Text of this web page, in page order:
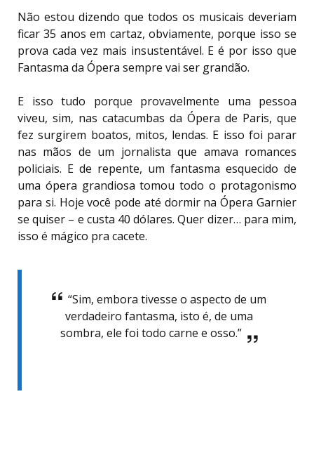
Não estou dizendo que todos os musicais deveriam
ficar 35 anos em cartaz, obviamente, porque isso se
prova cada vez mais insustentável. E é por isso que
Fantasma da Ópera sempre vai ser grandão.
E isso tudo porque provavelmente uma pessoa
viveu, sim, nas catacumbas da Ópera de Paris, que
fez surgirem boatos, mitos, lendas. E isso foi parar
nas mãos de um jornalista que amava romances
policiais. E de repente, um fantasma esquecido de
uma ópera grandiosa tomou todo o protagonismo
para si. Hoje você pode até dormir na Ópera Garnier
se quiser – e custa 40 dólares. Quer dizer… para mim,
isso é mágico pra cacete.
“Sim, embora tivesse o aspecto de um
verdadeiro fantasma, isto é, de uma
sombra, ele foi todo carne e osso.”